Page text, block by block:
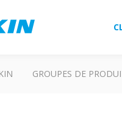
GROUPES DE